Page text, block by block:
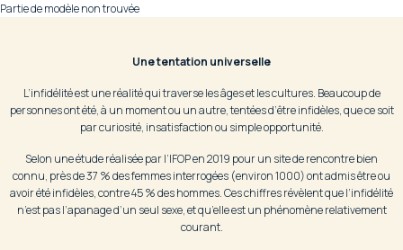
Partie de modèle non trouvée
Une tentation universelle
L’infidélité est une réalité qui traverse les âges et les cultures. Beaucoup de
personnes ont été, à un moment ou un autre, tentées d’être infidèles, que ce soit
par curiosité, insatisfaction ou simple opportunité.
Selon une étude réalisée par l’IFOP en 2019 pour un site de rencontre bien
connu, près de 37 % des femmes interrogées (environ 1000) ont admis être ou
avoir été infidèles, contre 45 % des hommes. Ces chiffres révèlent que l’infidélité
n’est pas l’apanage d’un seul sexe, et qu’elle est un phénomène relativement
courant.